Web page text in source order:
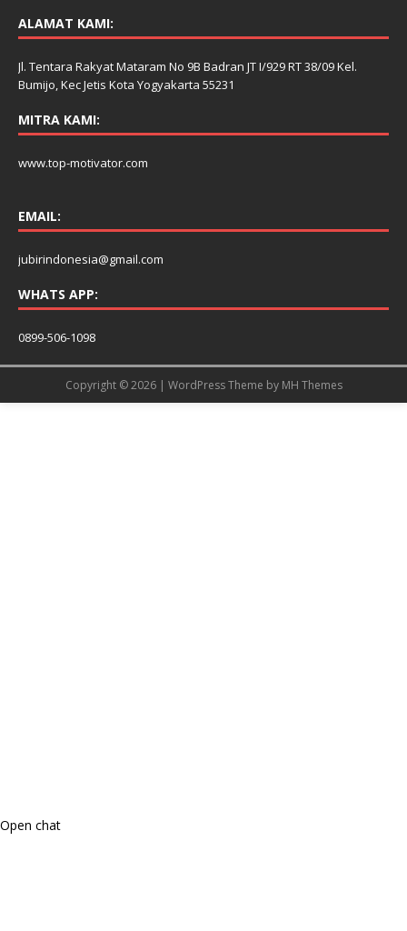
ALAMAT KAMI:
Jl. Tentara Rakyat Mataram No 9B Badran JT I/929 RT 38/09 Kel.
Bumijo, Kec Jetis Kota Yogyakarta 55231
MITRA KAMI:
www.top-motivator.com
EMAIL:
jubirindonesia@gmail.com
WHATS APP:
0899-506-1098
Copyright © 2026 | WordPress Theme by MH Themes
Open chat